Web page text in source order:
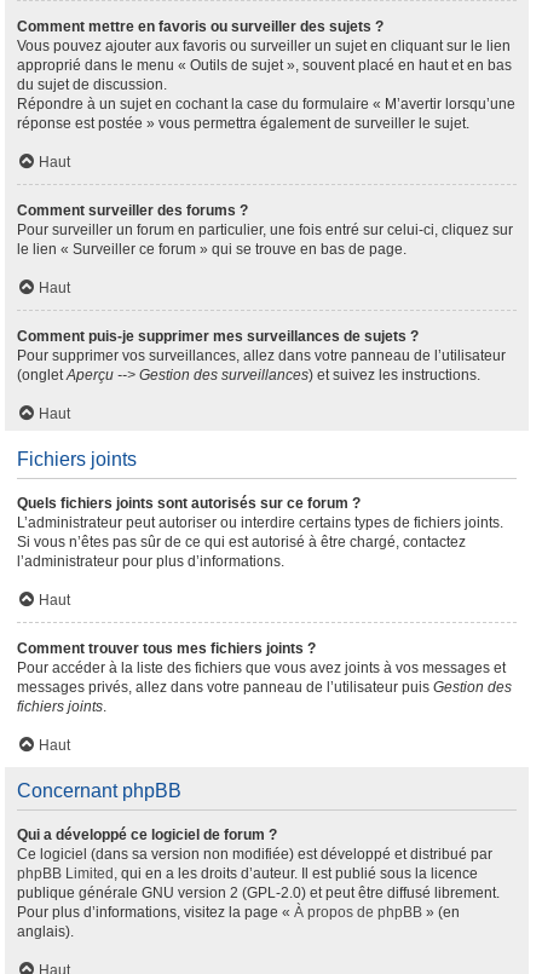
Comment mettre en favoris ou surveiller des sujets ?
Vous pouvez ajouter aux favoris ou surveiller un sujet en cliquant sur le lien
approprié dans le menu « Outils de sujet », souvent placé en haut et en bas
du sujet de discussion.
Répondre à un sujet en cochant la case du formulaire « M’avertir lorsqu’une
réponse est postée » vous permettra également de surveiller le sujet.
Haut
Comment surveiller des forums ?
Pour surveiller un forum en particulier, une fois entré sur celui-ci, cliquez sur
le lien « Surveiller ce forum » qui se trouve en bas de page.
Haut
Comment puis-je supprimer mes surveillances de sujets ?
Pour supprimer vos surveillances, allez dans votre panneau de l’utilisateur
(ongletAperçu --> Gestion des surveillances) et suivez les instructions.
Haut
Fichiers joints
Quels fichiers joints sont autorisés sur ce forum ?
L’administrateur peut autoriser ou interdire certains types de fichiers joints.
Si vous n’êtes pas sûr de ce qui est autorisé à être chargé, contactez
l’administrateur pour plus d’informations.
Haut
Comment trouver tous mes fichiers joints ?
Pour accéder à la liste des fichiers que vous avez joints à vos messages et
messages privés, allez dans votre panneau de l’utilisateur puis Gestion des
fichiers joints.
Haut
Concernant phpBB
Qui a développé ce logiciel de forum ?
Ce logiciel (dans sa version non modifiée) est développé et distribué par
phpBB Limited , qui en a les droits d’auteur. Il est publié sous la licence
publique générale GNU version 2 (GPL-2.0) et peut être diffusé librement.
Pour plus d’informations, visitez la page « À propos de phpBB » (en
anglais).
Haut